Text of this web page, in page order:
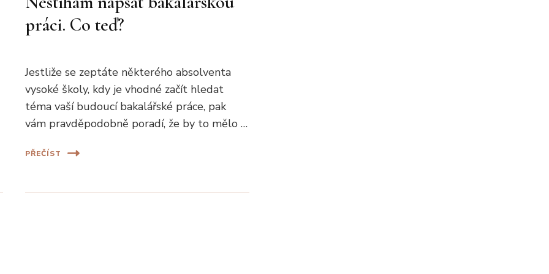
práci. Co teď?
Jestliže se zeptáte některého absolventa
vysoké školy, kdy je vhodné začít hledat
téma vaší budoucí bakalářské práce, pak
vám pravděpodobně poradí, že by to mělo …
PŘEČÍST